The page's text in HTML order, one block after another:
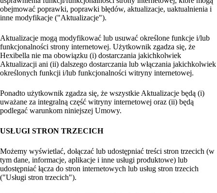
obejmować poprawki, poprawki błędów, aktualizacje, uaktualnienia i
inne modyfikacje ("Aktualizacje").
Aktualizacje mogą modyfikować lub usuwać określone funkcje i/lub
funkcjonalności strony internetowej. Użytkownik zgadza się, że
Hexibella nie ma obowiązku (i) dostarczania jakichkolwiek
Aktualizacji ani (ii) dalszego dostarczania lub włączania jakichkolwiek
określonych funkcji i/lub funkcjonalności witryny internetowej.
Ponadto użytkownik zgadza się, że wszystkie Aktualizacje będą (i)
uważane za integralną część witryny internetowej oraz (ii) będą
podlegać warunkom niniejszej Umowy.
USŁUGI STRON TRZECICH
Możemy wyświetlać, dołączać lub udostępniać treści stron trzecich (w
tym dane, informacje, aplikacje i inne usługi produktowe) lub
udostępniać łącza do stron internetowych lub usług stron trzecich
("Usługi stron trzecich").